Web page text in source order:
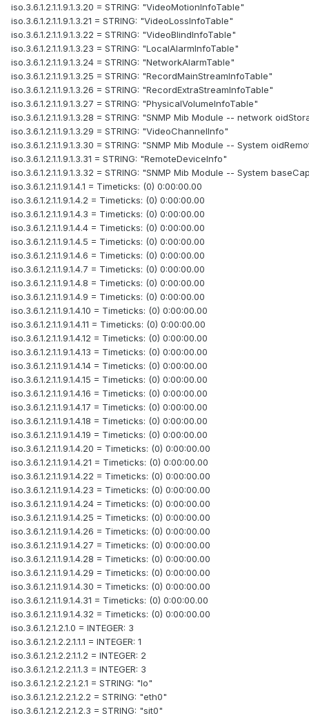
iso.3.6.1.2.1.1.9.1.3.20 = STRING: "VideoMotionInfoTable"
iso.3.6.1.2.1.1.9.1.3.21 = STRING: "VideoLossInfoTable"
iso.3.6.1.2.1.1.9.1.3.22 = STRING: "VideoBlindInfoTable"
iso.3.6.1.2.1.1.9.1.3.23 = STRING: "LocalAlarmInfoTable"
iso.3.6.1.2.1.1.9.1.3.24 = STRING: "NetworkAlarmTable"
iso.3.6.1.2.1.1.9.1.3.25 = STRING: "RecordMainStreamInfoTable"
iso.3.6.1.2.1.1.9.1.3.26 = STRING: "RecordExtraStreamInfoTable"
iso.3.6.1.2.1.1.9.1.3.27 = STRING: "PhysicalVolumeInfoTable"
iso.3.6.1.2.1.1.9.1.3.28 = STRING: "SNMP Mib Module -- network
iso.3.6.1.2.1.1.9.1.3.29 = STRING: "VideoChannelInfo"
iso.3.6.1.2.1.1.9.1.3.30 = STRING: "SNMP Mib Module -- System
iso.3.6.1.2.1.1.9.1.3.31 = STRING: "RemoteDeviceInfo"
iso.3.6.1.2.1.1.9.1.3.32 = STRING: "SNMP Mib Module -- System
iso.3.6.1.2.1.1.9.1.4.1 = Timeticks: (0) 0:00:00.00
iso.3.6.1.2.1.1.9.1.4.2 = Timeticks: (0) 0:00:00.00
iso.3.6.1.2.1.1.9.1.4.3 = Timeticks: (0) 0:00:00.00
iso.3.6.1.2.1.1.9.1.4.4 = Timeticks: (0) 0:00:00.00
iso.3.6.1.2.1.1.9.1.4.5 = Timeticks: (0) 0:00:00.00
iso.3.6.1.2.1.1.9.1.4.6 = Timeticks: (0) 0:00:00.00
iso.3.6.1.2.1.1.9.1.4.7 = Timeticks: (0) 0:00:00.00
iso.3.6.1.2.1.1.9.1.4.8 = Timeticks: (0) 0:00:00.00
iso.3.6.1.2.1.1.9.1.4.9 = Timeticks: (0) 0:00:00.00
iso.3.6.1.2.1.1.9.1.4.10 = Timeticks: (0) 0:00:00.00
iso.3.6.1.2.1.1.9.1.4.11 = Timeticks: (0) 0:00:00.00
iso.3.6.1.2.1.1.9.1.4.12 = Timeticks: (0) 0:00:00.00
iso.3.6.1.2.1.1.9.1.4.13 = Timeticks: (0) 0:00:00.00
iso.3.6.1.2.1.1.9.1.4.14 = Timeticks: (0) 0:00:00.00
iso.3.6.1.2.1.1.9.1.4.15 = Timeticks: (0) 0:00:00.00
iso.3.6.1.2.1.1.9.1.4.16 = Timeticks: (0) 0:00:00.00
iso.3.6.1.2.1.1.9.1.4.17 = Timeticks: (0) 0:00:00.00
iso.3.6.1.2.1.1.9.1.4.18 = Timeticks: (0) 0:00:00.00
iso.3.6.1.2.1.1.9.1.4.19 = Timeticks: (0) 0:00:00.00
iso.3.6.1.2.1.1.9.1.4.20 = Timeticks: (0) 0:00:00.00
iso.3.6.1.2.1.1.9.1.4.21 = Timeticks: (0) 0:00:00.00
iso.3.6.1.2.1.1.9.1.4.22 = Timeticks: (0) 0:00:00.00
iso.3.6.1.2.1.1.9.1.4.23 = Timeticks: (0) 0:00:00.00
iso.3.6.1.2.1.1.9.1.4.24 = Timeticks: (0) 0:00:00.00
iso.3.6.1.2.1.1.9.1.4.25 = Timeticks: (0) 0:00:00.00
iso.3.6.1.2.1.1.9.1.4.26 = Timeticks: (0) 0:00:00.00
iso.3.6.1.2.1.1.9.1.4.27 = Timeticks: (0) 0:00:00.00
iso.3.6.1.2.1.1.9.1.4.28 = Timeticks: (0) 0:00:00.00
iso.3.6.1.2.1.1.9.1.4.29 = Timeticks: (0) 0:00:00.00
iso.3.6.1.2.1.1.9.1.4.30 = Timeticks: (0) 0:00:00.00
iso.3.6.1.2.1.1.9.1.4.31 = Timeticks: (0) 0:00:00.00
iso.3.6.1.2.1.1.9.1.4.32 = Timeticks: (0) 0:00:00.00
iso.3.6.1.2.1.2.1.0 = INTEGER: 3
iso.3.6.1.2.1.2.2.1.1.1 = INTEGER: 1
iso.3.6.1.2.1.2.2.1.1.2 = INTEGER: 2
iso.3.6.1.2.1.2.2.1.1.3 = INTEGER: 3
iso.3.6.1.2.1.2.2.1.2.1 = STRING: "lo"
iso.3.6.1.2.1.2.2.1.2.2 = STRING: "eth0"
iso.3.6.1.2.1.2.2.1.2.3 = STRING: "sit0"